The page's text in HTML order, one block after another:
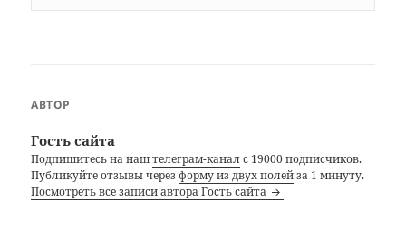
АВТОР
Гость сайта
Подпишитесь на наштелеграм-каналс 19000 подписчиков.
Публикуйте отзывы черезформу из двух полейза 1 минуту.
Посмотреть все записи автора Гость сайта